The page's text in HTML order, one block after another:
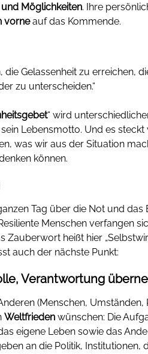
Möglichkeiten. Ihre
vorneauf das Kommende.
die Gelassenheit zu erreichen,
zu unterscheiden.“
“ wird
Lebensmotto. Und es
was wir aus der Situation
können.
Tag über die Not und
Menschen verfangen
Zauberwort heißt hier
auch der nächste Punkt:
Verantwortung
(Menschen,
Weltfrieden wünschen: Die
eigene Leben sowie das
an die Politik,